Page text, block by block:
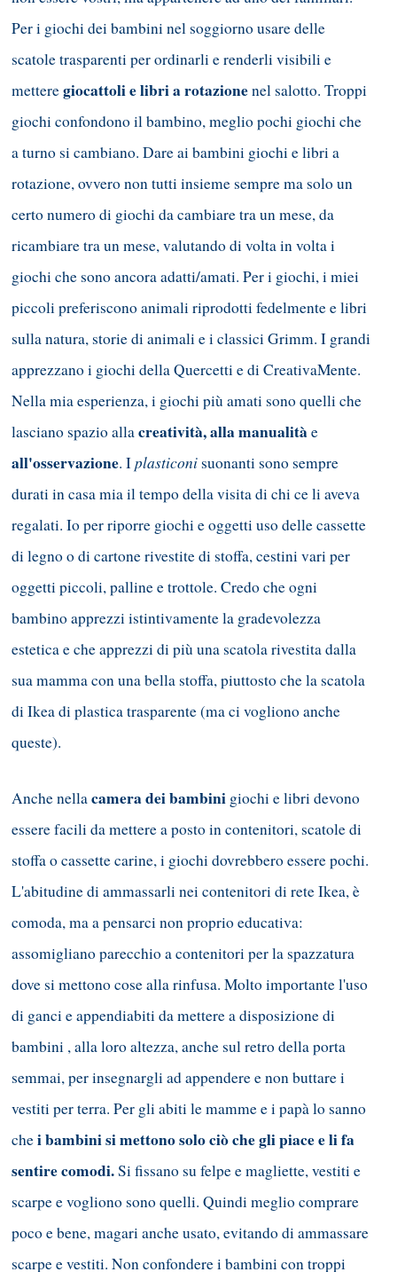
Per i giochi dei bambini nel soggiorno usare delle
scatole trasparenti per ordinarli e renderli visibili e
metteregiocattoli e libri a rotazionenel salotto. Troppi
giochi confondono il bambino, meglio pochi giochi che
a turno si cambiano. Dare ai bambini giochi e libri a
rotazione, ovvero non tutti insieme sempre ma solo un
certo numero di giochi da cambiare tra un mese, da
ricambiare tra un mese, valutando di volta in volta i
giochi che sono ancora adatti/amati. Per i giochi, i miei
piccoli preferiscono animali riprodotti fedelmente e libri
sulla natura, storie di animali e i classici Grimm. I grandi
apprezzano i giochi della Quercetti e di CreativaMente.
Nella mia esperienza, i giochi più amati sono quelli che
lasciano spazio allacreatività, alla manualitàe
all'osservazione. Iplasticonisuonanti sono sempre
durati in casa mia il tempo della visita di chi ce li aveva
regalati. Io per riporre giochi e oggetti uso delle cassette
di legno o di cartone rivestite di stoffa, cestini vari per
oggetti piccoli, palline e trottole. Credo che ogni
bambino apprezzi istintivamente la gradevolezza
estetica e che apprezzi di più una scatola rivestita dalla
sua mamma con una bella stoffa, piuttosto che la scatola
di Ikea di plastica trasparente (ma ci vogliono anche
queste).
Anche nellacamera dei bambini giochi e libri devono
essere facili da mettere a posto in contenitori, scatole di
stoffa o cassette carine, i giochi dovrebbero essere pochi.
L'abitudine di ammassarli nei contenitori di rete Ikea, è
comoda, ma a pensarci non proprio educativa:
assomigliano parecchio a contenitori per la spazzatura
dove si mettono cose alla rinfusa. Molto importante l'uso
di ganci e appendiabiti da mettere a disposizione di
bambini , alla loro altezza, anche sul retro della porta
semmai, per insegnargli ad appendere e non buttare i
vestiti per terra. Per gli abiti le mamme e i papà lo sanno
chei bambini si mettono solo ciò che gli piace e li fa
sentire comodi.Si fissano su felpe e magliette, vestiti e
scarpe e vogliono sono quelli. Quindi meglio comprare
poco e bene, magari anche usato, evitando di ammassare
scarpe e vestiti. Non confondere i bambini con troppi